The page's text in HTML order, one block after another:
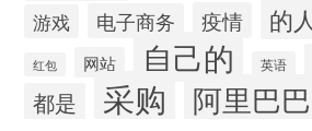
游戏 电子商务 疫情 的人
红包 网站 自己的 英语
都是 采购 阿里巴巴